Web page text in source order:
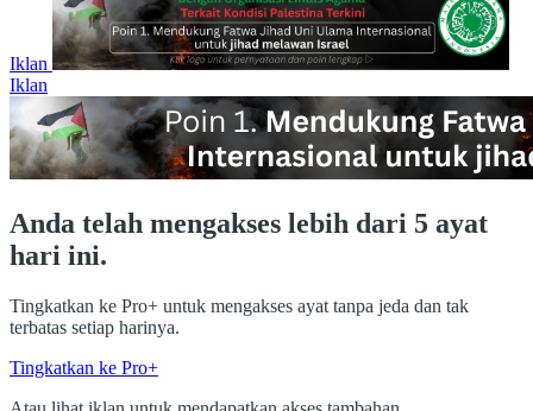
Iklan
Iklan
Anda telah mengakses lebih dari 5 ayat
hari ini.
Tingkatkan ke Pro+ untuk mengakses ayat tanpa jeda dan tak
terbatas setiap harinya.
Tingkatkan ke Pro+